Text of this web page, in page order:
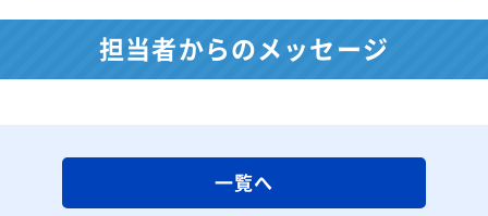
担当者からのメッセージ
一覧へ